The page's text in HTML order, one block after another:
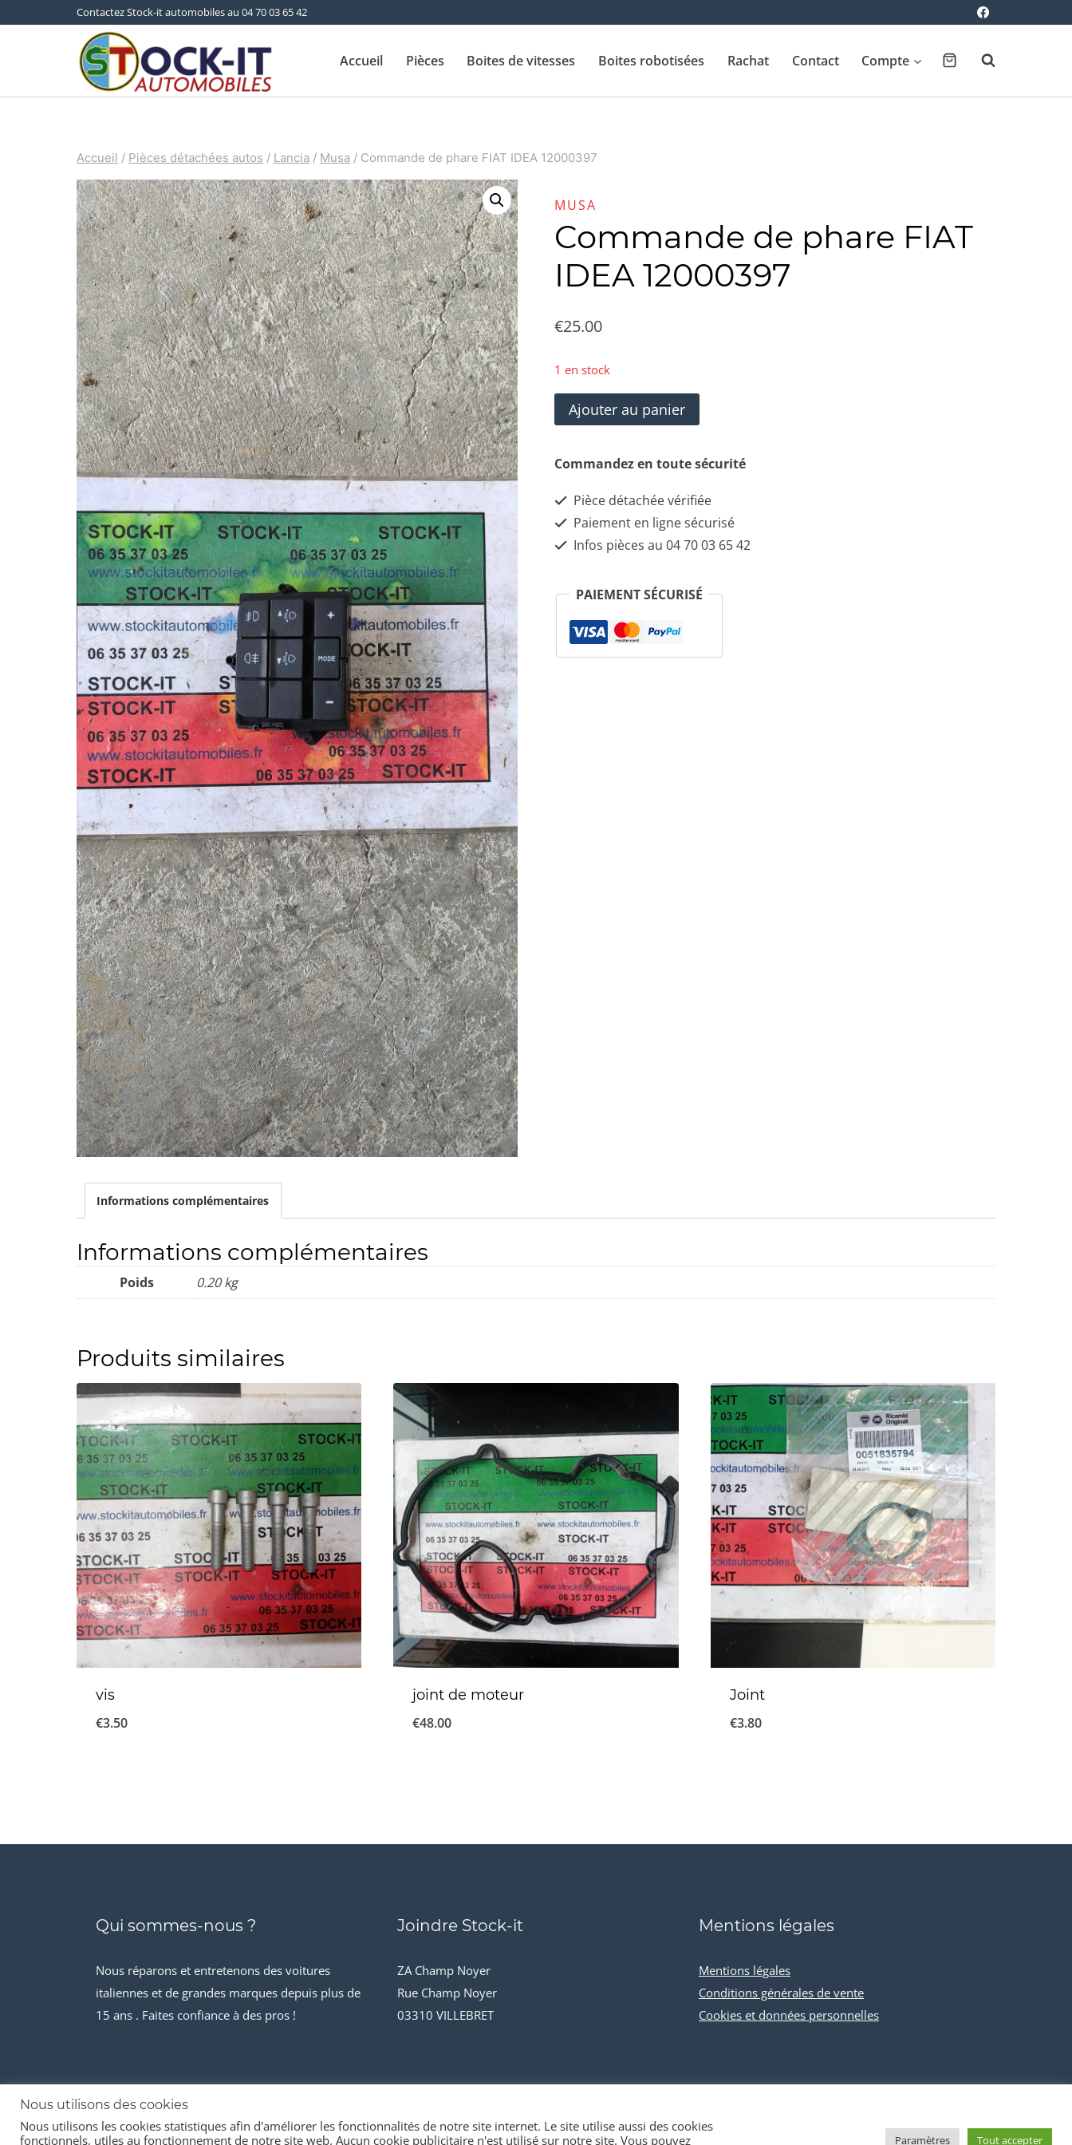
Contactez Stock-it automobiles au 04 70 03 65 42
Accueil Pièces Boites de vitesses Boites robotisées Rachat Contact Compte
Accueil / Pièces détachées autos / Lancia / Musa / Commande de phare FIAT IDEA 12000397
MUSA
Commande de phare FIAT
IDEA 12000397
€25.00
1 en stock
quantité
de
Commande
phare
FIAT
Ajouter au panier
Commandez en toute sécurité
Pièce détachée vérifiée
Paiement en ligne sécurisé
Infos pièces au 04 70 03 65 42
PAIEMENT SÉCURISÉ
Informations complémentaires
Informations complémentaires
Poids 0.20 kg
Produits similaires
vis
€3.50
joint de moteur
€48.00
Joint
€3.80
Qui sommes-nous ?
Nous réparons et entretenons des voitures
italiennes et de grandes marques depuis plus de
15 ans . Faites confiance à des pros !
Joindre Stock-it
ZA Champ Noyer
Rue Champ Noyer
03310 VILLEBRET
Mentions légales
Mentions légales
Conditions générales de vente
Cookies et données personnelles
© 2026 Stock-it automobiles
Nous utilisons des cookies
Nous utilisons les cookies statistiques afin d'améliorer les fonctionnalités de notre site internet. Le site utilise aussi des cookies
fonctionnels, utiles au fonctionnement de notre site web. Aucun cookie publicitaire n'est utilisé sur notre site. Vous pouvez
Paramètres Tout accepter